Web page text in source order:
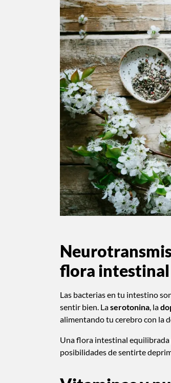
flora intestinal
Las bacterias en tu intestino
sentir bien. Laserotonina , la
alimentando tu cerebro con la
Una flora intestinal equilibrada
posibilidades de sentirte